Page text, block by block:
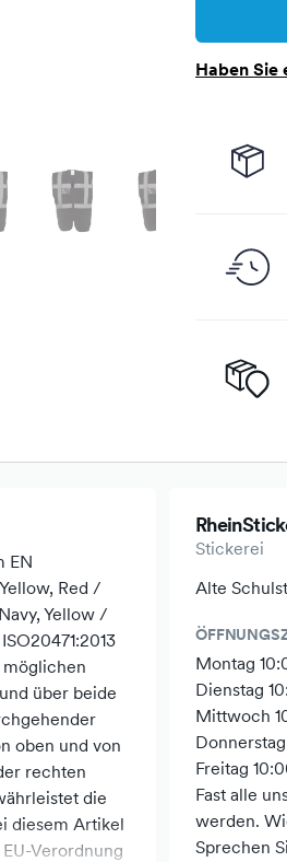
Haben Sie
EN
Red /
Yellow /
möglichen
über beide
oben und von
rechten
die
diesem Artikel
Verordnung
Stickerei
Alte
Montag
Dienstag
Mittwoch
Freitag
Fast alle
werden.
Sprechen